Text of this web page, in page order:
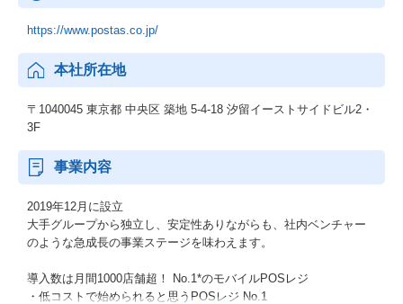
https://www.postas.co.jp/
本社所在地
〒1040045 東京都 中央区 築地 5-4-18 汐留イーストサイドビル2・
3F
事業内容
2019年12月に設立
大手グループから独立し、安定性ありながらも、社内ベンチャー
のような急成長の事業ステージを味わえます。
導入数は月間1000店舗超！ No.1*のモバイルPOSレジ
・低コストで始められると思うPOSレジ No.1